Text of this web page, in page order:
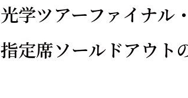
光学ツアーファイナル
指定席ソールドアウト